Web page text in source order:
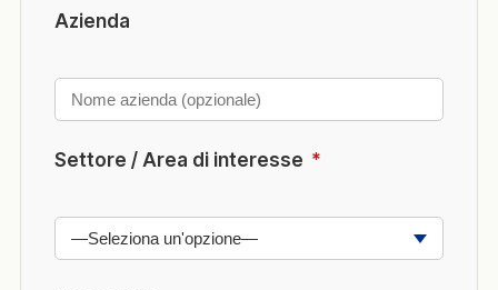
Azienda
Settore / Area di interesse *